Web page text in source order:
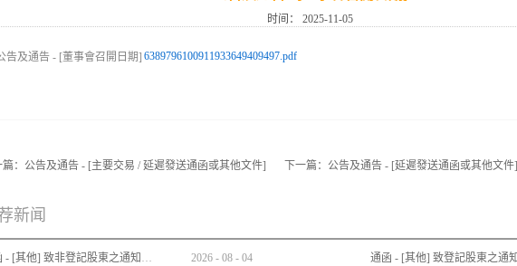
时间： 2025-11-05
6389796100911933649409497.pdf
： 公告及通告 - [主要交易 / 延遲發送通函或其他文件] 下一篇： 公告及通告 - [延遲發送通函或其他文件]
新闻
通函 - [其他] 致非登記股東之通知信函及申請表格 - 通函連同股東週年大會通告及代表委任表格之發佈通知 2026 - 08 - 04